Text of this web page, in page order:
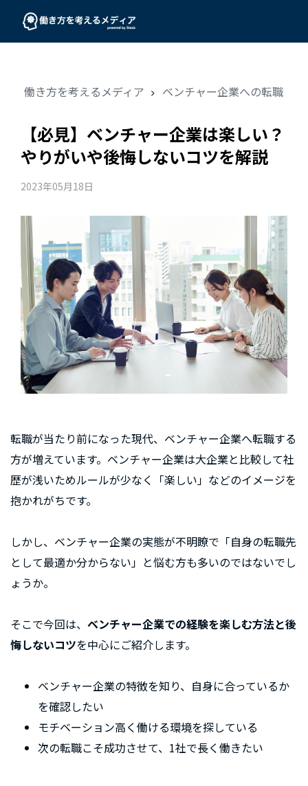
働き方を考えるメディア ベンチャー企業への転職
【必見】ベンチャー企業は楽しい？
やりがいや後悔しないコツを解説
2023年05月18日
転職が当たり前になった現代、ベンチャー企業へ転職する
方が増えています。ベンチャー企業は大企業と比較して社
歴が浅いためルールが少なく「楽しい」などのイメージを
抱かれがちです。
しかし、ベンチャー企業の実態が不明瞭で「自身の転職先
として最適か分からない」と悩む方も多いのではないでし
ょうか。
そこで今回は、 ベンチャー企業での経験を楽しむ方法と後
悔しないコツを中心にご紹介します。
ベンチャー企業の特徴を知り、自身に合っているか
を確認したい
モチベーション高く働ける環境を探している
次の転職こそ成功させて、1社で長く働きたい